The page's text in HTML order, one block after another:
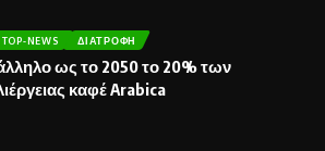
TOP-NEWS ΔΙΑΤΡΟΦΉ
ως το 2050 το 20% των
καφέ Arabica